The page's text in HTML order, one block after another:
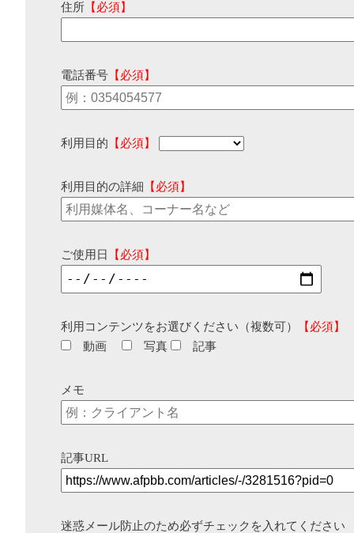
住所 【必須】
電話番号 【必須】
利用目的 【必須】
利用目的の詳細 【必須】
ご使用日 【必須】
利用コンテンツをお選びください（複数可）
【必須】
動画
写真 記事
メモ
記事URL
迷惑メール防止のため必ずチェックを入れてください